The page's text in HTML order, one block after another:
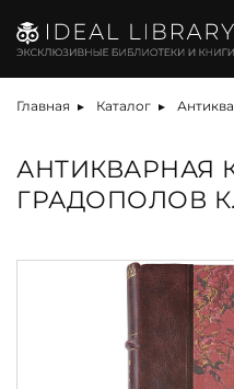
Главная Каталог
АНТИКВАРНАЯ
ГРАДОПОЛОВ